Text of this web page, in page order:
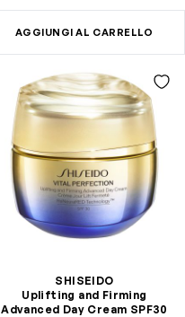
AGGIUNGI AL CARRELLO
SHISEIDO
Uplifting and Firming
Advanced Day Cream SPF30